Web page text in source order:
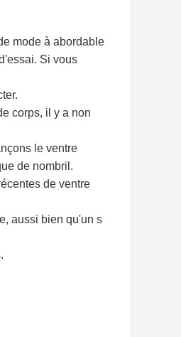
mode à abordable
Si vous
corps, il y a non
le ventre
de nombril.
de ventre
aussi bien qu'un s